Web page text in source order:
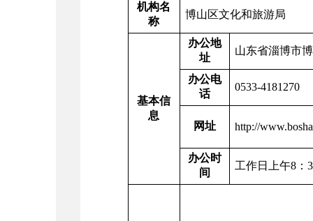
机构名
称
博山区文化和旅游局
基本信
息
办公地
址
山东省淄博市
办公电
话
0533-4181270
网址 http://
办公时
间
工作日上午8